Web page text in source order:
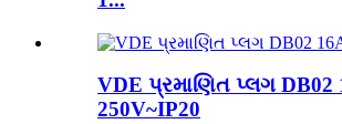
VDE પ્રમાણિત પ્લગ DB02
250V~IP20